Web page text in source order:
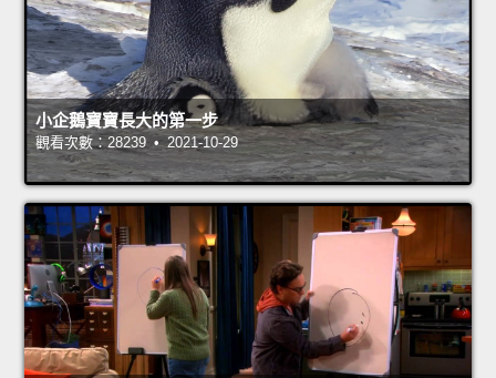
小企鵝寶寶長大的第一步
觀看次數：28239 • 2021-10-29